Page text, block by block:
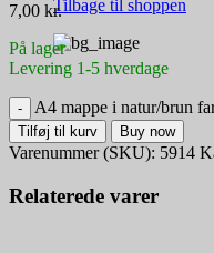
Tilbage til shoppen
7,00 kr.
På lager
Levering 1-5 hverdage
A4 mappe i natur/brun
Tilføj til kurv Buy now
Varenummer (SKU): 5914
Relaterede varer